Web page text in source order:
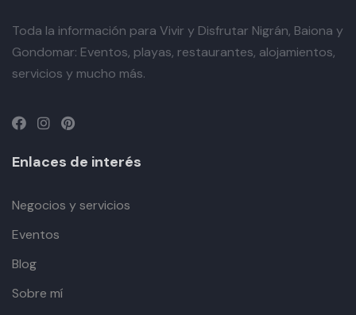
Toda la información para Vivir y Disfrutar Nigrán, Baiona y
Gondomar: Eventos, playas, restaurantes, alojamientos,
servicios y mucho más.
Enlaces de interés
Negocios y servicios
Eventos
Blog
Sobre mí